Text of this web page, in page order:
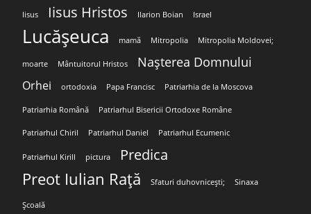
Iisus Iisus Hristos Ilarion Boian Israel
Lucășeuca mamă Mitropolia Mitropolia Moldovei;
moarte Mântuitorul Hristos Nașterea Domnului
Orhei ortodoxia Papa Francisc Patriarhia de la Moscova
Patriarhia Română Patriarhul Bisericii Ortodoxe Române
Patriarhul Chiril Patriarhul Daniel Patriarhul Ecumenic
Patriarhul Kirill pictura Predica
Preot Iulian Rață Sfaturi duhovnicești; Sinaxa
Școală